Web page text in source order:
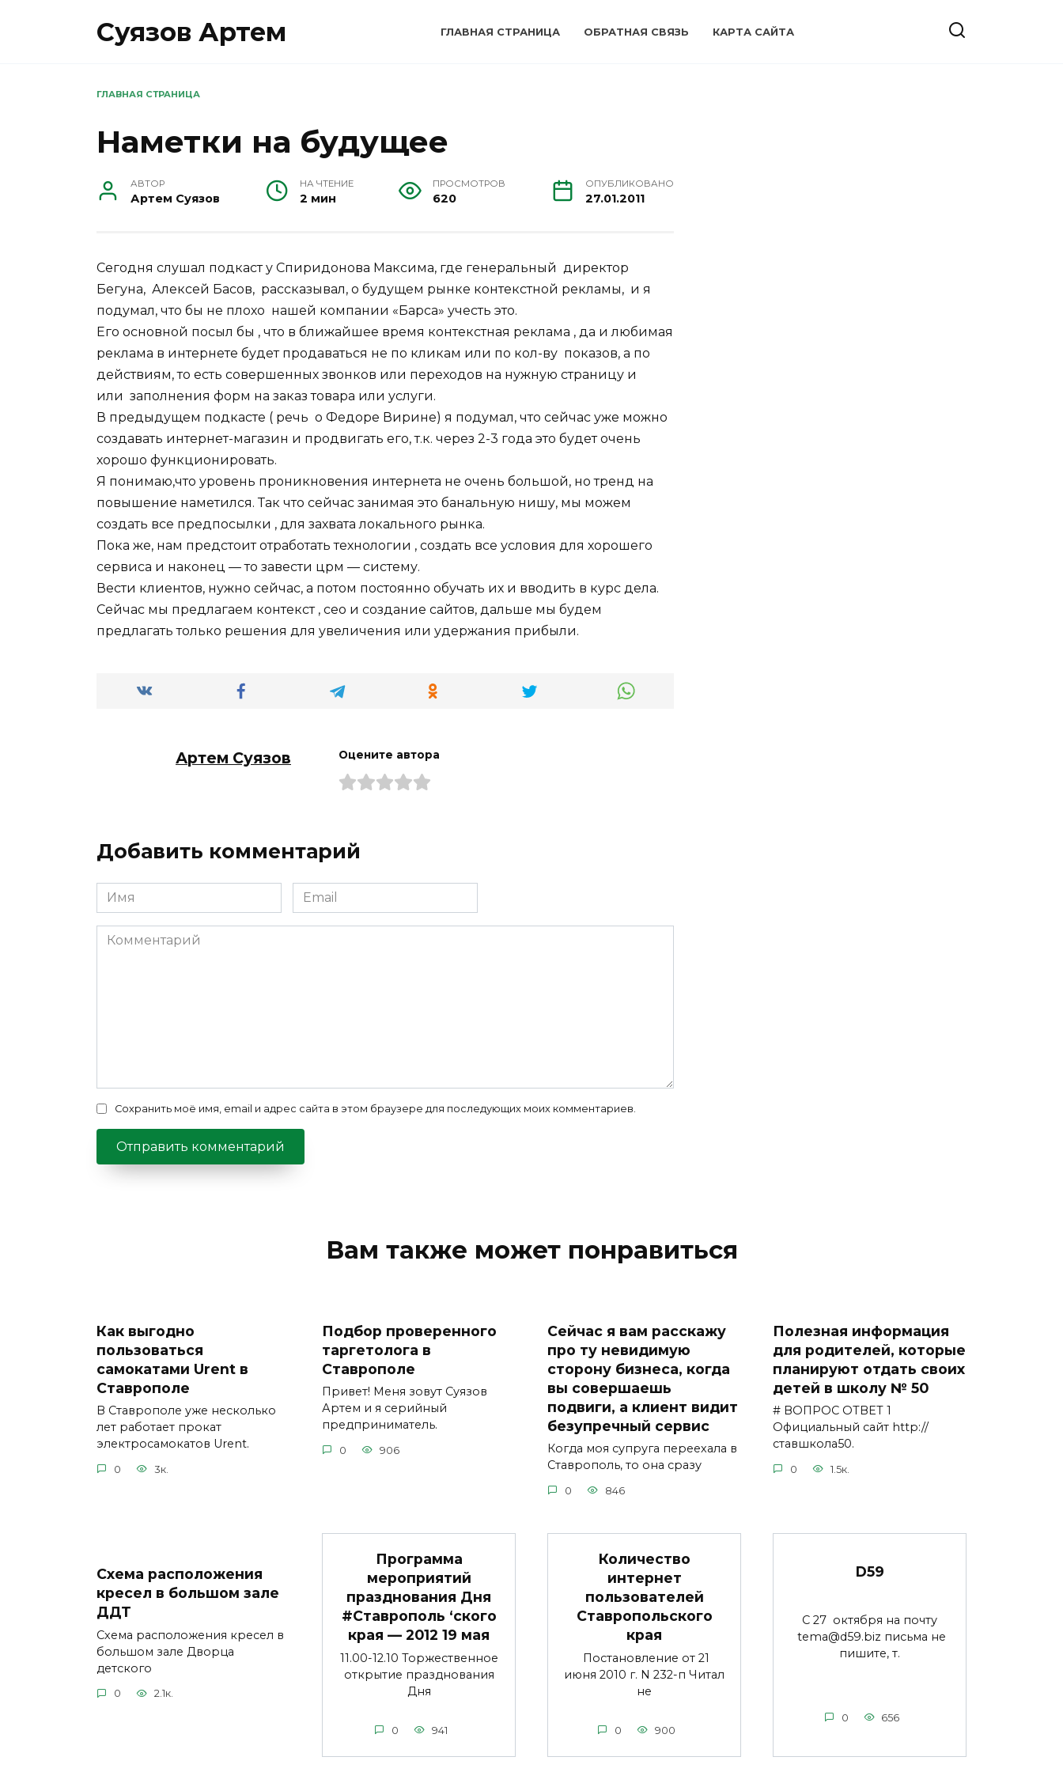
Суязов Артем ГЛАВНАЯ СТРАНИЦА ОБРАТНАЯ СВЯЗЬ КАРТА САЙТА
ГЛАВНАЯ СТРАНИЦА
Наметки на будущее
АВТОР
Артем Суязов
НА ЧТЕНИЕ
2 мин
ПРОСМОТРОВ
620
ОПУБЛИКОВАНО
27.01.2011
Сегодня слушал подкаст у Спиридонова Максима, где генеральный директор
Бегуна, Алексей Басов, рассказывал, о будущем рынке контекстной рекламы, и я
подумал, что бы не плохо нашей компании «Барса» учесть это.
Его основной посыл бы , что в ближайшее время контекстная реклама , да и любимая
реклама в интернете будет продаваться не по кликам или по кол-ву показов, а по
действиям, то есть совершенных звонков или переходов на нужную страницу и
или заполнения форм на заказ товара или услуги.
В предыдущем подкасте ( речь о Федоре Вирине) я подумал, что сейчас уже можно
создавать интернет-магазин и продвигать его, т.к. через 2-3 года это будет очень
хорошо функционировать.
Я понимаю,что уровень проникновения интернета не очень большой, но тренд на
повышение наметился. Так что сейчас занимая это банальную нишу, мы можем
создать все предпосылки , для захвата локального рынка.
Пока же, нам предстоит отработать технологии , создать все условия для хорошего
сервиса и наконец — то завести црм — систему.
Вести клиентов, нужно сейчас, а потом постоянно обучать их и вводить в курс дела.
Сейчас мы предлагаем контекст , сео и создание сайтов, дальше мы будем
предлагать только решения для увеличения или удержания прибыли.
Артем Суязов Оцените автора
Добавить комментарий
Имя
*
Email
*
Комментарий
Сохранить моё имя, email и адрес сайта в этом браузере для последующих моих комментариев.
Вам также может понравиться
Как выгодно
пользоваться
самокатами Urent в
Ставрополе
В Ставрополе уже несколько
лет работает прокат
электросамокатов Urent.
0 3к.
Подбор проверенного
таргетолога в
Ставрополе
Привет! Меня зовут Суязов
Артем и я серийный
предприниматель.
0 906
Сейчас я вам расскажу
про ту невидимую
сторону бизнеса, когда
вы совершаешь
подвиги, а клиент видит
безупречный сервис
Когда моя супруга переехала в
Ставрополь, то она сразу
0 846
Полезная информация
для родителей, которые
планируют отдать своих
детей в школу № 50
# ВОПРОС ОТВЕТ 1
Официальный сайт http://
ставшкола50.
0 1.5к.
Схема расположения
кресел в большом зале
ДДТ
Схема расположения кресел в
большом зале Дворца
детского
0 2.1к.
Программа
мероприятий
празднования Дня
#Ставрополь ‘ского
края — 2012 19 мая
11.00-12.10 Торжественное
открытие празднования
Дня
0 941
Количество
интернет
пользователей
Ставропольского
края
Постановление от 21
июня 2010 г. N 232-п Читал
не
0 900
D59
С 27 октября на почту
tema@d59.biz письма не
пишите, т.
0 656